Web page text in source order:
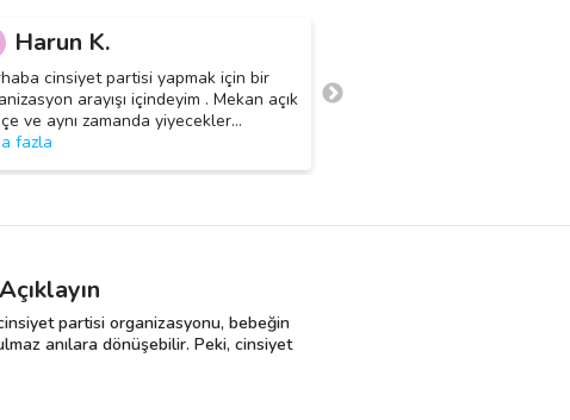
Harun K.
cinsiyet partisi yapmak için bir
arayışı içindeyim . Mekan açık
ve aynı zamanda yiyecekler…
fazla
partisi organizasyonu, bebeğin
anılara dönüşebilir. Peki, cinsiyet